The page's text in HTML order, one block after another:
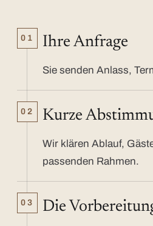
01 Ihre Anfrage
Sie senden Anlass,
02 Kurze
Wir klären Ablauf,
passenden Rahmen.
03 Die